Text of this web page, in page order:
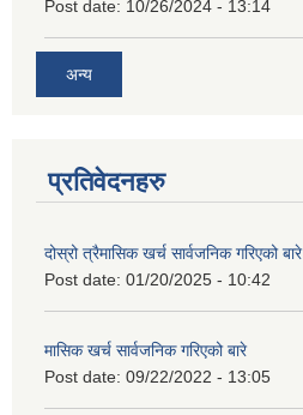
Post date: 10/26/2024 - 13:14
अन्य
प्रतिवेदनहरु
दोस्रो त्रैमासिक खर्च सार्वजनिक गरिएको बारे
Post date: 01/20/2025 - 10:42
मासिक खर्च सार्वजनिक गरिएको बारे
Post date: 09/22/2022 - 13:05